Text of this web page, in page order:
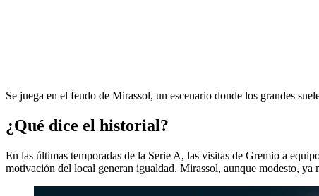
Se juega en el feudo de Mirassol, un escenario donde los grandes
¿Qué dice el historial?
En las últimas temporadas de la Serie A, las visitas de Gremio a
motivación del local generan igualdad. Mirassol, aunque modesto, ya